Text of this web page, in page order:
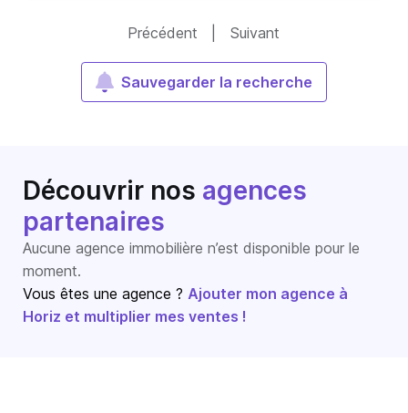
Précédent Suivant
Sauvegarder la recherche
Découvrir nos agences
partenaires
Aucune agence immobilière n’est disponible pour le
moment.
Vous êtes une agence ? Ajouter mon agence à
Horiz et multiplier mes ventes !